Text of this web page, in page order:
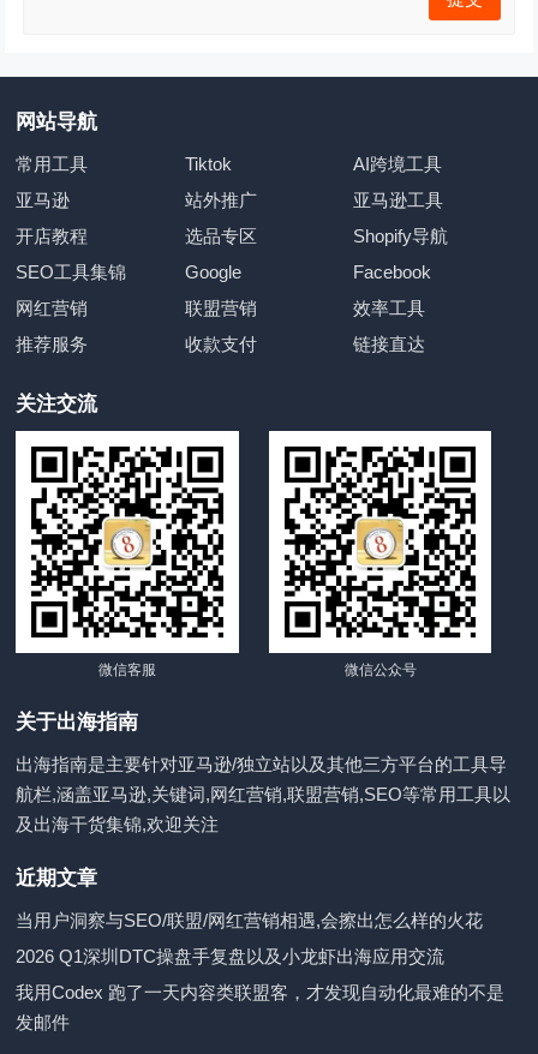
网站导航
常用工具 Tiktok
AI跨境工具
亚马逊
站外推广
亚马逊工具
开店教程
选品专区
Shopify导航
SEO工具集锦
Google
Facebook
网红营销
联盟营销
效率工具
推荐服务
收款支付 链接直达
关注交流
微信客服 微信公众号
关于出海指南
出海指南是主要针对亚马逊/独立站以及其他三方平台的工具导
航栏,涵盖亚马逊,关键词,网红营销,联盟营销,SEO等常用工具以
及出海干货集锦,欢迎关注
近期文章
当用户洞察与SEO/联盟/网红营销相遇,会擦出怎么样的火花
2026 Q1深圳DTC操盘手复盘以及小龙虾出海应用交流
我用Codex 跑了一天内容类联盟客，才发现自动化最难的不是
发邮件